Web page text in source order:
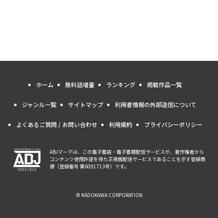
ホーム 無料話増量 ランキング 掲載作品一覧
ジャンル一覧 サイトマップ 利用者情報の外部送信について
よくあるご質問 / お問い合わせ 利用規約 プライバシーポリシー
ABJマークは、この電子書店・電子書籍配信サービスが、著作権者から
コンテンツ使用許諾を得た正規版配信サービスであることを示す登録商
標（登録番号 第6091713号）です。
© KADOKAWA CORPORATION